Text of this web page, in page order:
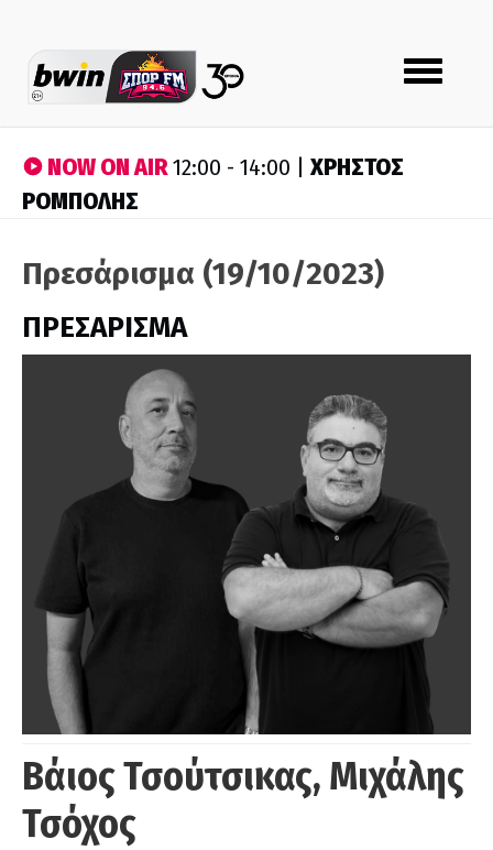
Toggle
navigation
NOW ON AIR12:00 - 14:00 | ΧΡΗΣΤΟΣ
ΡΟΜΠΟΛΗΣ
Πρεσάρισμα (19/10/2023)
ΠΡΕΣΑΡΙΣΜΑ
Βάιος Τσούτσικας, Μιχάλης
Τσόχος